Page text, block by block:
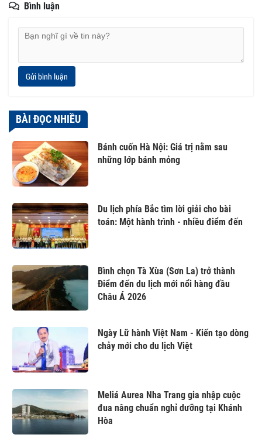
Bình luận
Gửi bình luận
BÀI ĐỌC NHIỀU
Bánh cuốn Hà Nội: Giá trị nằm sau
những lớp bánh mỏng
Du lịch phía Bắc tìm lời giải cho bài
toán: Một hành trình - nhiều điểm đến
Bình chọn Tà Xùa (Sơn La) trở thành
Điểm đến du lịch mới nổi hàng đầu
Châu Á 2026
Ngày Lữ hành Việt Nam - Kiến tạo dòng
chảy mới cho du lịch Việt
Meliá Aurea Nha Trang gia nhập cuộc
đua nâng chuẩn nghỉ dưỡng tại Khánh
Hòa